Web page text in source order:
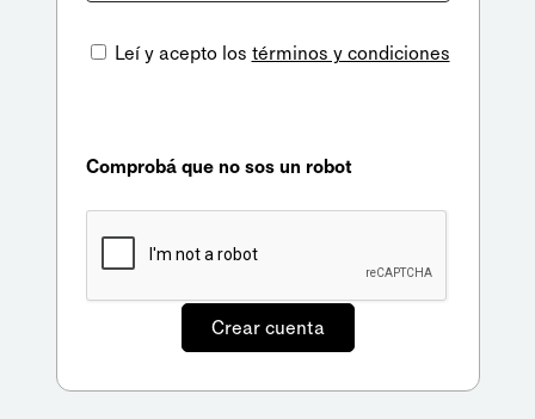
Leí y acepto los términos y condiciones
Comprobá que no sos un robot